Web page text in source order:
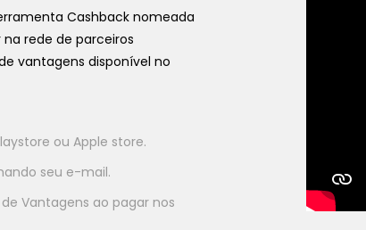
Cashback nomeada
na rede de parceiros
vantagens disponível no
ou Apple store.
seu e-mail.
Vantagens ao pagar nos